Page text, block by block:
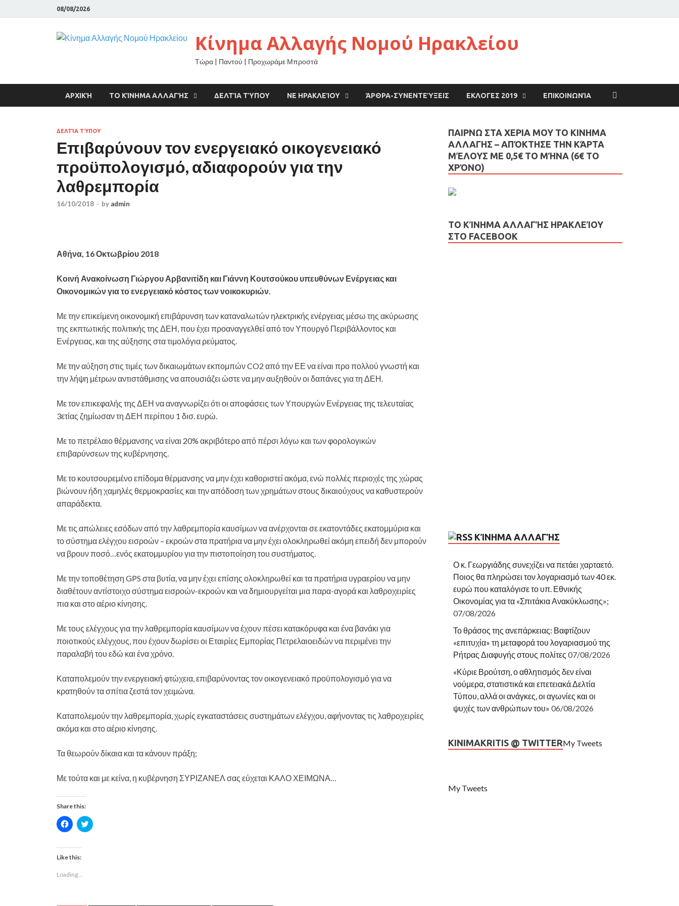
08/08/2026
Κίνημα Αλλαγής Νομού Ηρακλείου
Τώρα | Παντού | Προχωράμε Μπροστά
ΑΡΧΙΚΉ ΤΟ ΚΊΝΗΜΑ ΑΛΛΑΓΉΣ ΔΕΛΤΊΑ ΤΎΠΟΥ ΝΕ ΗΡΑΚΛΕΊΟΥ ΆΡΘΡΑ-ΣΥΝΕΝΤΕΎΞΕΙΣ ΕΚΛΟΓΕΣ 2019 ΕΠΙΚΟΙΝΩΝΊΑ
ΔΕΛΤΊΑ ΤΎΠΟΥ
Επιβαρύνουν τον ενεργειακό οικογενειακό
προϋπολογισμό, αδιαφορούν για την
λαθρεμπορία
16/10/2018 - by admin
Αθήνα, 16 Οκτωβρίου 2018
Κοινή Ανακοίνωση Γιώργου Αρβανιτίδη και Γιάννη Κουτσούκου υπευθύνων Ενέργειας και
Οικονομικών για το ενεργειακό κόστος των νοικοκυριών.
Με την επικείμενη οικονομική επιβάρυνση των καταναλωτών ηλεκτρικής ενέργειας μέσω της ακύρωσης
της εκπτωτικής πολιτικής της ΔΕΗ, που έχει προαναγγελθεί από τον Υπουργό Περιβάλλοντος και
Ενέργειας, και της αύξησης στα τιμολόγια ρεύματος.
Με την αύξηση στις τιμές των δικαιωμάτων εκπομπών CO2 από την ΕΕ να είναι προ πολλού γνωστή και
την λήψη μέτρων αντιστάθμισης να απουσιάζει ώστε να μην αυξηθούν οι δαπάνες για τη ΔΕΗ.
Με τον επικεφαλής της ΔΕΗ να αναγνωρίζει ότι οι αποφάσεις των Υπουργών Ενέργειας της τελευταίας
3ετίας ζημίωσαν τη ΔΕΗ περίπου 1 δισ. ευρώ.
Με το πετρέλαιο θέρμανσης να είναι 20% ακριβότερο από πέρσι λόγω και των φορολογικών
επιβαρύνσεων της κυβέρνησης.
Με το κουτσουρεμένο επίδομα θέρμανσης να μην έχει καθοριστεί ακόμα, ενώ πολλές περιοχές της χώρας
βιώνουν ήδη χαμηλές θερμοκρασίες και την απόδοση των χρημάτων στους δικαιούχους να καθυστερούν
απαράδεκτα.
Με τις απώλειες εσόδων από την λαθρεμπορία καυσίμων να ανέρχονται σε εκατοντάδες εκατομμύρια και
το σύστημα ελέγχου εισροών – εκροών στα πρατήρια να μην έχει ολοκληρωθεί ακόμη επειδή δεν μπορούν
να βρουν ποσό…ενός εκατομμυρίου για την πιστοποίηση του συστήματος.
Με την τοποθέτηση GPS στα βυτία, να μην έχει επίσης ολοκληρωθεί και τα πρατήρια υγραερίου να μην
διαθέτουν αντίστοιχο σύστημα εισροών-εκροών και να δημιουργείται μια παρα-αγορά και λαθροχειρίες
πια και στο αέριο κίνησης.
Με τους ελέγχους για την λαθρεμπορία καυσίμων να έχουν πέσει κατακόρυφα και ένα βανάκι για
ποιοτικούς ελέγχους, που έχουν δωρίσει οι Εταιρίες Εμπορίας Πετρελαιοειδών να περιμένει την
παραλαβή του εδώ και ένα χρόνο.
Καταπολεμούν την ενεργειακή φτώχεια, επιβαρύνοντας τον οικογενειακό προϋπολογισμό για να
κρατηθούν τα σπίτια ζεστά τον χειμώνα.
Καταπολεμούν την λαθρεμπορία, χωρίς εγκαταστάσεις συστημάτων ελέγχου, αφήνοντας τις λαθροχειρίες
ακόμα και στο αέριο κίνησης.
Τα θεωρούν δίκαια και τα κάνουν πράξη;
Με τούτα και με κείνα, η κυβέρνηση ΣΥΡΙΖΑΝΕΛ σας εύχεται ΚΑΛΟ ΧΕΙΜΩΝΑ…
Share this:
C
l
k
t
o
h
C
l
Like this:
Loading...
ΠΑΙΡΝΩ ΣΤΑ ΧΕΡΙΑ ΜΟΥ ΤΟ ΚΙΝΗΜΑ
ΑΛΛΑΓΗΣ – AΠΌΚΤΗΣΕ ΤΗΝ ΚΆΡΤΑ
ΜΈΛΟΥΣ ΜΕ 0,5€ ΤΟ ΜΉΝΑ (6€ ΤΟ
ΧΡΌΝΟ)
ΤΟ ΚΊΝΗΜΑ ΑΛΛΑΓΉΣ ΗΡΑΚΛΕΊΟΥ
ΣΤΟ FACEBOOK
ΚΊΝΗΜΑ ΑΛΛΑΓΉΣ
Ο κ. Γεωργιάδης συνεχίζει να πετάει χαρταετό.
Ποιος θα πληρώσει τον λογαριασμό των 40 εκ.
ευρώ που καταλόγισε το υπ. Εθνικής
Οικονομίας για τα «Σπιτάκια Ανακύκλωσης»;
07/08/2026
Το θράσος της ανεπάρκειας: Βαφτίζουν
«επιτυχία» τη μεταφορά του λογαριασμού της
Ρήτρας Διαφυγής στους πολίτες 07/08/2026
«Κύριε Βρούτση, ο αθλητισμός δεν είναι
νούμερα, στατιστικά και επετειακά Δελτία
Τύπου, αλλά οι ανάγκες, οι αγωνίες και οι
ψυχές των ανθρώπων του» 06/08/2026
KINIMAKRITIS @ TWITTERMy Tweets
My Tweets